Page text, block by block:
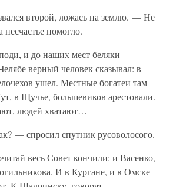
второй, ложась на землю. — Не
помогло.
и до наших мест беляки
верный человек сказывал: в
ушел. Местные богатеи там
в Щучье, большевиков арестовали.
людей хватают…
— спросил спутник русоволосого.
весь Совет кончили: и Васенко,
И в Кургане, и в Омске